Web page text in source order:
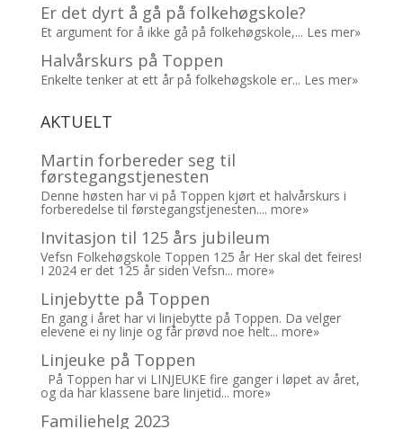
Er det dyrt å gå på folkehøgskole?
Et argument for å ikke gå på folkehøgskole,... Les mer»
Halvårskurs på Toppen
Enkelte tenker at ett år på folkehøgskole er... Les mer»
AKTUELT
Martin forbereder seg til
førstegangstjenesten
Denne høsten har vi på Toppen kjørt et halvårskurs i
forberedelse til førstegangstjenesten.... more»
Invitasjon til 125 års jubileum
Vefsn Folkehøgskole Toppen 125 år Her skal det feires!
I 2024 er det 125 år siden Vefsn... more»
Linjebytte på Toppen
En gang i året har vi linjebytte på Toppen. Da velger
elevene ei ny linje og får prøvd noe helt... more»
Linjeuke på Toppen
På Toppen har vi LINJEUKE fire ganger i løpet av året,
og da har klassene bare linjetid... more»
Familiehelg 2023